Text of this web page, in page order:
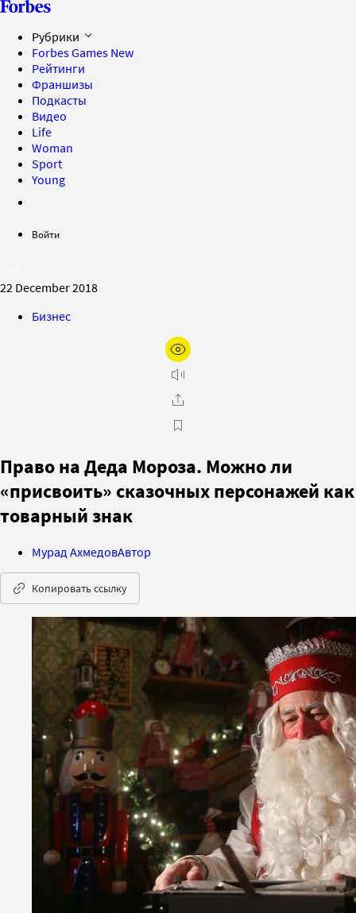
Рубрики
Forbes Games New
Рейтинги
Франшизы
Подкасты
Видео
Life
Woman
Sport
Young
Войти
22 December 2018
Бизнес
Право на Деда Мороза. Можно ли
«присвоить» сказочных персонажей как
товарный знак
Мурад АхмедовАвтор
Копировать ссылку